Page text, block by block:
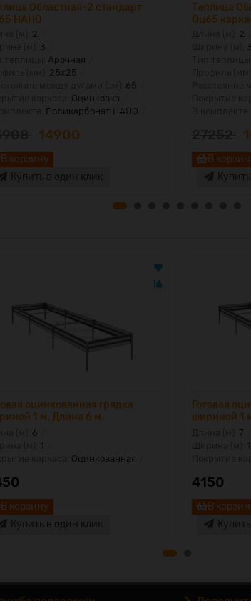
Областная-2 стандарт
НАНО
2
3
Арочная
25х25
65
Оцинковка
Поликарбонат НАНО
14900
В корзину
Купить в один клик
Теплица
Оц65
2
3
В
оцинкованная грядка
1 м. Длина 6 м.
6
1
Оцинкованная
В корзину
Купить в один клик
Готовая
шириной 1
7
1
4150
В